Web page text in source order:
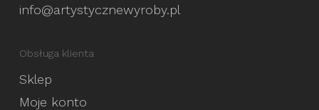
info@artystycznewyroby.pl
Obsługa klienta
Sklep
Moje konto